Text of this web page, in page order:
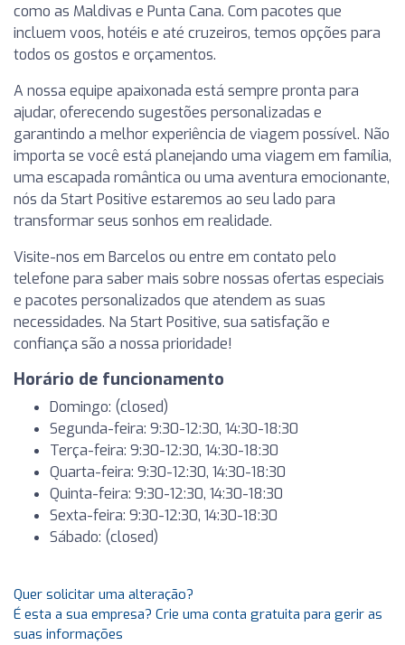
como as Maldivas e Punta Cana. Com pacotes que
incluem voos, hotéis e até cruzeiros, temos opções para
todos os gostos e orçamentos.
A nossa equipe apaixonada está sempre pronta para
ajudar, oferecendo sugestões personalizadas e
garantindo a melhor experiência de viagem possível. Não
importa se você está planejando uma viagem em família,
uma escapada romântica ou uma aventura emocionante,
nós da Start Positive estaremos ao seu lado para
transformar seus sonhos em realidade.
Visite-nos em Barcelos ou entre em contato pelo
telefone para saber mais sobre nossas ofertas especiais
e pacotes personalizados que atendem as suas
necessidades. Na Start Positive, sua satisfação e
confiança são a nossa prioridade!
Horário de funcionamento
Domingo: (closed)
Segunda-feira: 9:30-12:30, 14:30-18:30
Terça-feira: 9:30-12:30, 14:30-18:30
Quarta-feira: 9:30-12:30, 14:30-18:30
Quinta-feira: 9:30-12:30, 14:30-18:30
Sexta-feira: 9:30-12:30, 14:30-18:30
Sábado: (closed)
Quer solicitar uma alteração?
É esta a sua empresa? Crie uma conta gratuita para gerir as
suas informações